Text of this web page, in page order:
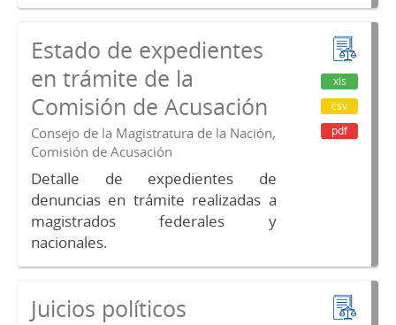
Estado de expedientes
en trámite de la
Comisión de Acusación
Consejo de la Magistratura de la Nación,
Comisión de Acusación
Detalle de expedientes de
denuncias en trámite realizadas a
magistrados federales y
nacionales.
xls
csv
pdf
Juicios políticos